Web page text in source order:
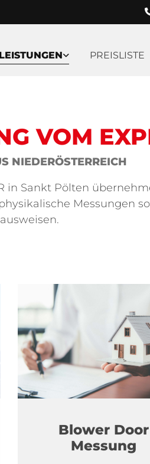
LEISTUNGEN PREISLISTE
VOM
NIEDERÖSTERREICH
in Sankt Pölten
Messungen
Blower Door
Messung